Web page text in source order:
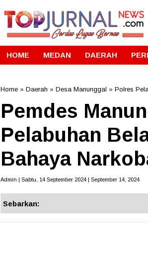
HOME MEDAN DAERAH
Home » Daerah » Desa Manunggal » Polres
Pemdes
Pelabuhan
Bahaya
Admin | Sabtu, 14 September 2024 | September 14, 2024
Sebarkan: